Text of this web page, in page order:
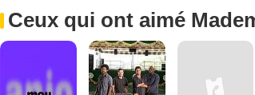
Ceux qui ont aimé